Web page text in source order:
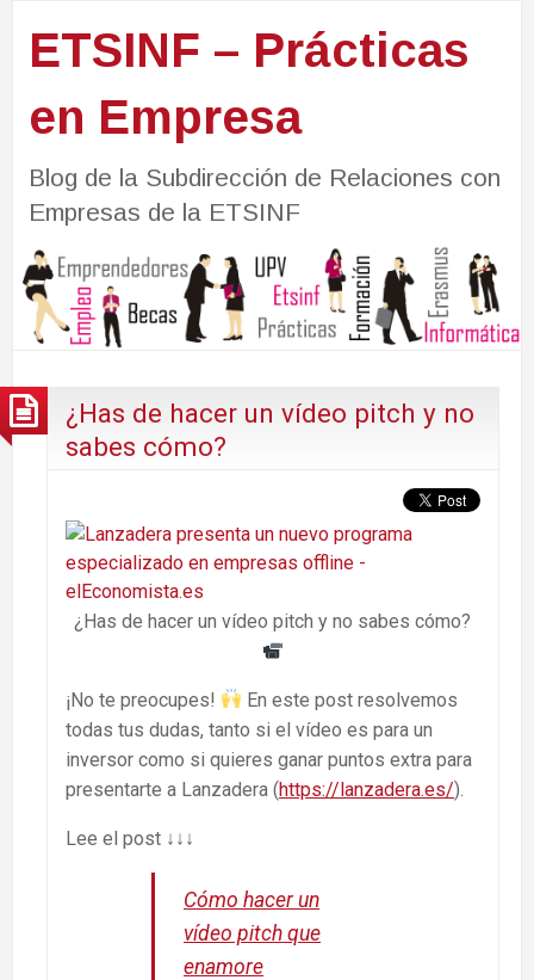
ETSINF – Prácticas
en Empresa
Blog de la Subdirección de Relaciones con
Empresas de la ETSINF
¿Has de hacer un vídeo pitch y no
sabes cómo?
¿Has de hacer un vídeo pitch y no sabes cómo?
¡No te preocupes!
En este post resolvemos
todas tus dudas, tanto si el vídeo es para un
inversor como si quieres ganar puntos extra para
presentarte a Lanzadera (https://lanzadera.es/).
Lee el post ↓↓↓
Cómo hacer un
vídeo pitch que
enamore